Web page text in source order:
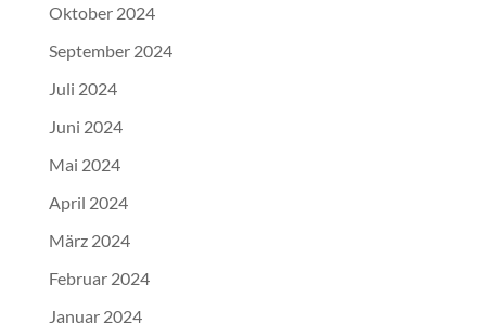
Oktober 2024
September 2024
Juli 2024
Juni 2024
Mai 2024
April 2024
März 2024
Februar 2024
Januar 2024